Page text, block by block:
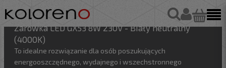
Żarówka LED GX53 8W 230V - Biały neutralny
(4000K)
To idealne rozwiązanie dla osób poszukujących
energooszczędnego, wydajnego i wszechstronnego